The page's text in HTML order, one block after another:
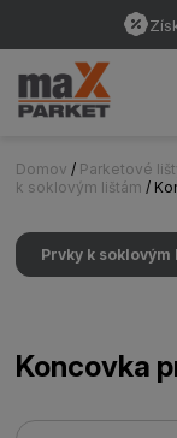
Domov / Parketové
k soklovým lištám /
Prvky k soklovým
Koncovka